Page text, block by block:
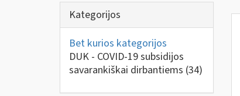
Kategorijos
Bet kurios kategorijos
DUK - COVID-19 subsidijos
savarankiškai dirbantiems (34)